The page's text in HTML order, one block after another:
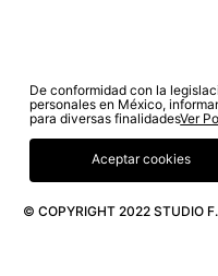
© COPYRIGHT 2022 STUDIO
De conformidad con la
personales en México,
para diversas finalidadesVer
Aceptar cookies